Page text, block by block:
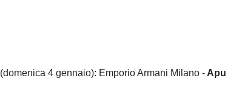
(domenica 4 gennaio): Emporio Armani Milano - Apu